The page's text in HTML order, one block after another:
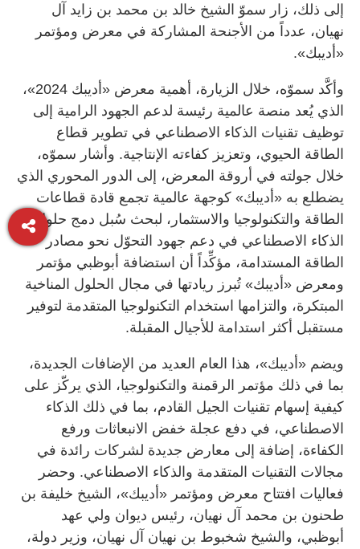
إلى ذلك، زار سموّ الشيخ خالد بن محمد بن زايد آل
نهيان، عدداً من الأجنحة المشاركة في معرض ومؤتمر
«أديبك».
وأكَّد سموّه، خلال الزيارة، أهمية معرض «أديبك 2024»،
الذي يُعد منصة عالمية رئيسة لدعم الجهود الرامية إلى
توظيف تقنيات الذكاء الاصطناعي في تطوير قطاع
الطاقة الحيوي، وتعزيز كفاءته الإنتاجية. وأشار سموّه،
خلال جولته في أروقة المعرض، إلى الدور المحوري الذي
يضطلع به «أديبك» كوجهة عالمية تجمع قادة قطاعات
الطاقة والتكنولوجيا والاستثمار، لبحث سُبل دمج حلول
الذكاء الاصطناعي في دعم جهود التحوّل نحو مصادر
الطاقة المستدامة، مؤكِّداً أن استضافة أبوظبي مؤتمر
ومعرض «أديبك» تُبرز ريادتها في مجال الحلول المناخية
المبتكرة، والتزامها استخدام التكنولوجيا المتقدمة لتوفير
مستقبل أكثر استدامة للأجيال المقبلة.
ويضم «أديبك»، هذا العام العديد من الإضافات الجديدة،
بما في ذلك مؤتمر الرقمنة والتكنولوجيا، الذي يركّز على
كيفية إسهام تقنيات الجيل القادم، بما في ذلك الذكاء
الاصطناعي، في دفع عجلة خفض الانبعاثات ورفع
الكفاءة، إضافة إلى معارض جديدة لشركات رائدة في
مجالات التقنيات المتقدمة والذكاء الاصطناعي. وحضر
فعاليات افتتاح معرض ومؤتمر «أديبك»، الشيخ خليفة بن
طحنون بن محمد آل نهيان، رئيس ديوان ولي عهد
أبوظبي، والشيخ شخبوط بن نهيان آل نهيان، وزير دولة،